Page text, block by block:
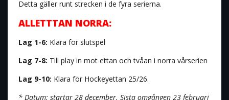
Detta gäller runt strecken i de fyra serierna.
ALLETTTAN NORRA:
Lag 1-6: Klara för slutspel
Lag 7-8: Till play in mot ettan och tvåan i norra vårserien
Lag 9-10: Klara för Hockeyettan 25/26.
* Datum: startar 28 december. Sista omgången 23 februari